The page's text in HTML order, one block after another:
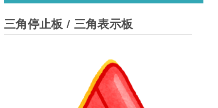
三角停止板 / 三角表示板